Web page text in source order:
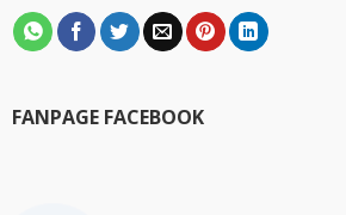
FANPAGE FACEBOOK